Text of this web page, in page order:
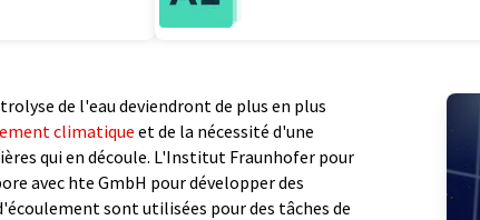
de l'eau deviendront de plus en plus
climatiqueet de la nécessité d'une
qui en découle. L'Institut Fraunhofer pour
avec hte GmbH pour développer des
sont utilisées pour des tâches de